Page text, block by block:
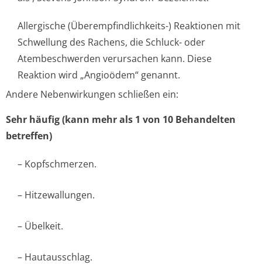
Allergische (Überempfindlichke­its-) Reaktionen mit
Schwellung des Rachens, die Schluck- oder
Atembeschwerden verursachen kann. Diese
Reaktion wird „Angioödem“ genannt.
Andere Nebenwirkungen schließen ein:
Sehr häufig (kann mehr als 1 von 10 Behandelten
betreffen)
– Kopfschmerzen.
– Hitzewallungen.
– Übelkeit.
– Hautausschlag.